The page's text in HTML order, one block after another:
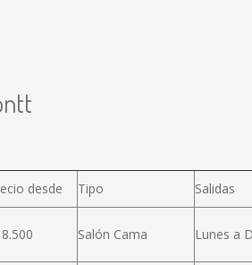
desde Tipo Salidas
Salón Cama Lunes a